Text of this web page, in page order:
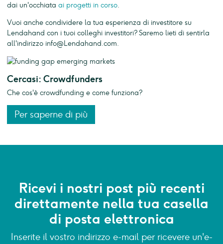
dai un'occhiata ai progetti in corso.
Vuoi anche condividere la tua esperienza di investitore su
Lendahand con i tuoi colleghi investitori? Saremo lieti di sentirla
all'indirizzo info@Lendahand.com.
Cercasi: Crowdfunders
Che cos'è crowdfunding e come funziona?
Per saperne di più
Ricevi i nostri post più recenti
direttamente nella tua casella
di posta elettronica
Inserite il vostro indirizzo e-mail per ricevere un'e-